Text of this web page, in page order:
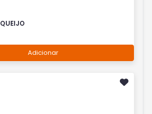
Adicionar